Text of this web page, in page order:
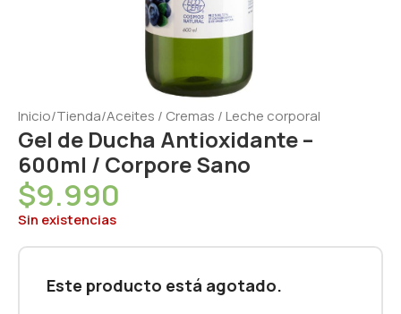
Inicio/Tienda/Aceites / Cremas / Leche corporal
Gel de Ducha Antioxidante –
600ml / Corpore Sano
$9.990
Sin existencias
Este producto está agotado.